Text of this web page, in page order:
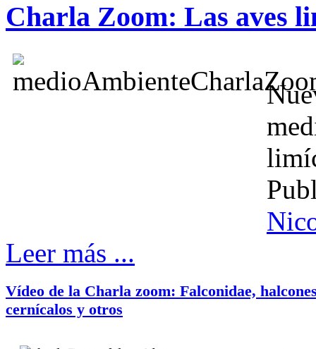
Charla Zoom: Las aves
Leer más ...
Vídeo de la Charla zoom: Falconidae,
cernícalos y otros